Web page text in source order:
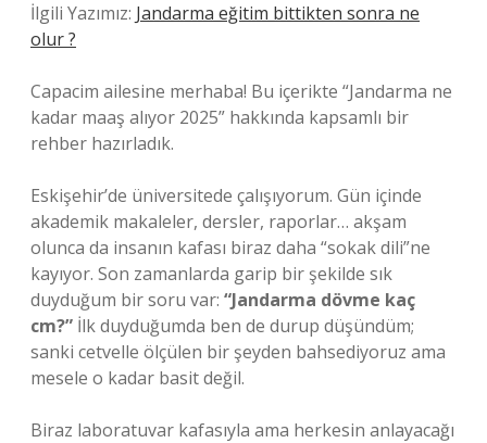
İlgili Yazımız: Jandarma eğitim bittikten sonra ne
olur ?
Capacim ailesine merhaba! Bu içerikte “Jandarma ne
kadar maaş alıyor 2025” hakkında kapsamlı bir
rehber hazırladık.
Eskişehir’de üniversitede çalışıyorum. Gün içinde
akademik makaleler, dersler, raporlar… akşam
olunca da insanın kafası biraz daha “sokak dili”ne
kayıyor. Son zamanlarda garip bir şekilde sık
duyduğum bir soru var: “Jandarma dövme kaç
cm?” İlk duyduğumda ben de durup düşündüm;
sanki cetvelle ölçülen bir şeyden bahsediyoruz ama
mesele o kadar basit değil.
Biraz laboratuvar kafasıyla ama herkesin anlayacağı